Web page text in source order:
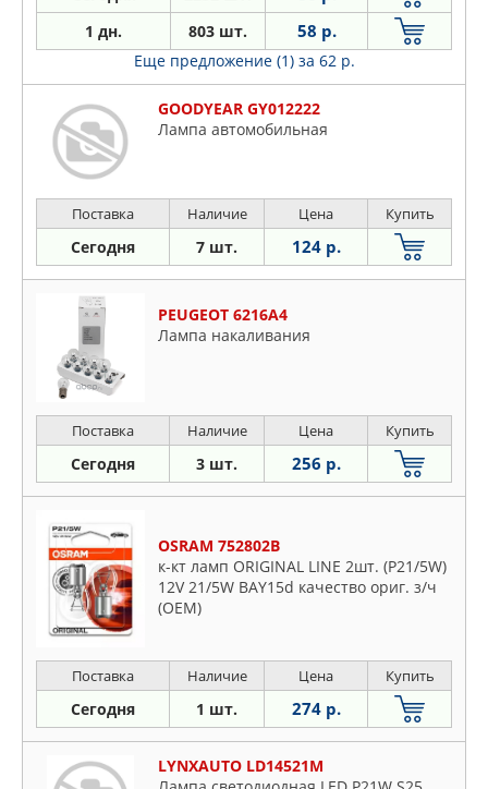
1 дн. 803 шт. 58 р.
Еще предложение (1) за 62 р.
GOODYEAR GY012222
Лампа автомобильная
Поставка Наличие Цена Купить
Сегодня 7 шт. 124 р.
PEUGEOT 6216A4
Лампа накаливания
Поставка Наличие Цена Купить
Сегодня 3 шт. 256 р.
OSRAM 752802B
к-кт ламп ORIGINAL LINE 2шт. (P21/5W)
12V 21/5W BAY15d качество ориг. з/ч
(ОЕМ)
Поставка Наличие Цена Купить
Сегодня 1 шт. 274 р.
LYNXAUTO LD14521M